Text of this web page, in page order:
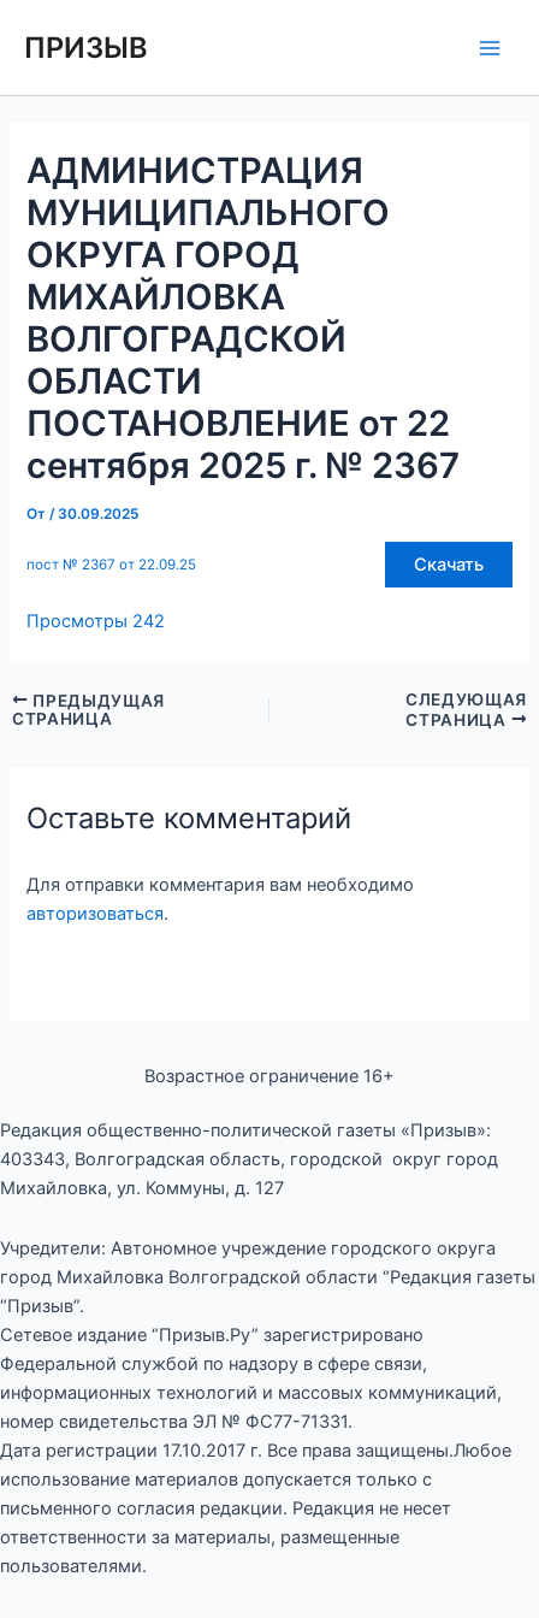
ПРИЗЫВ
АДМИНИСТРАЦИЯ
МУНИЦИПАЛЬНОГО
ОКРУГА ГОРОД
МИХАЙЛОВКА
ВОЛГОГРАДСКОЙ
ОБЛАСТИ
ПОСТАНОВЛЕНИЕ от 22
сентября 2025 г. № 2367
От /30.09.2025
пост № 2367 от 22.09.25 Скачать
Просмотры 242
по
ПРЕДЫДУЩАЯ
СТРАНИЦА
СЛЕДУЮЩАЯ
СТРАНИЦА
Оставьте комментарий
Для отправки комментария вам необходимо
авторизоваться.
Возрастное ограничение 16+
Редакция общественно-политической газеты «Призыв»:
403343, Волгоградская область, городской округ город
Михайловка, ул. Коммуны, д. 127
Учредители: Автономное учреждение городского округа
город Михайловка Волгоградской области “Редакция газеты
“Призыв”.
Сетевое издание “Призыв.Ру” зарегистрировано
Федеральной службой по надзору в сфере связи,
информационных технологий и массовых коммуникаций,
номер свидетельства ЭЛ № ФС77-71331.
Дата регистрации 17.10.2017 г. Все права защищены.Любое
использование материалов допускается только с
письменного согласия редакции. Редакция не несет
ответственности за материалы, размещенные
пользователями.